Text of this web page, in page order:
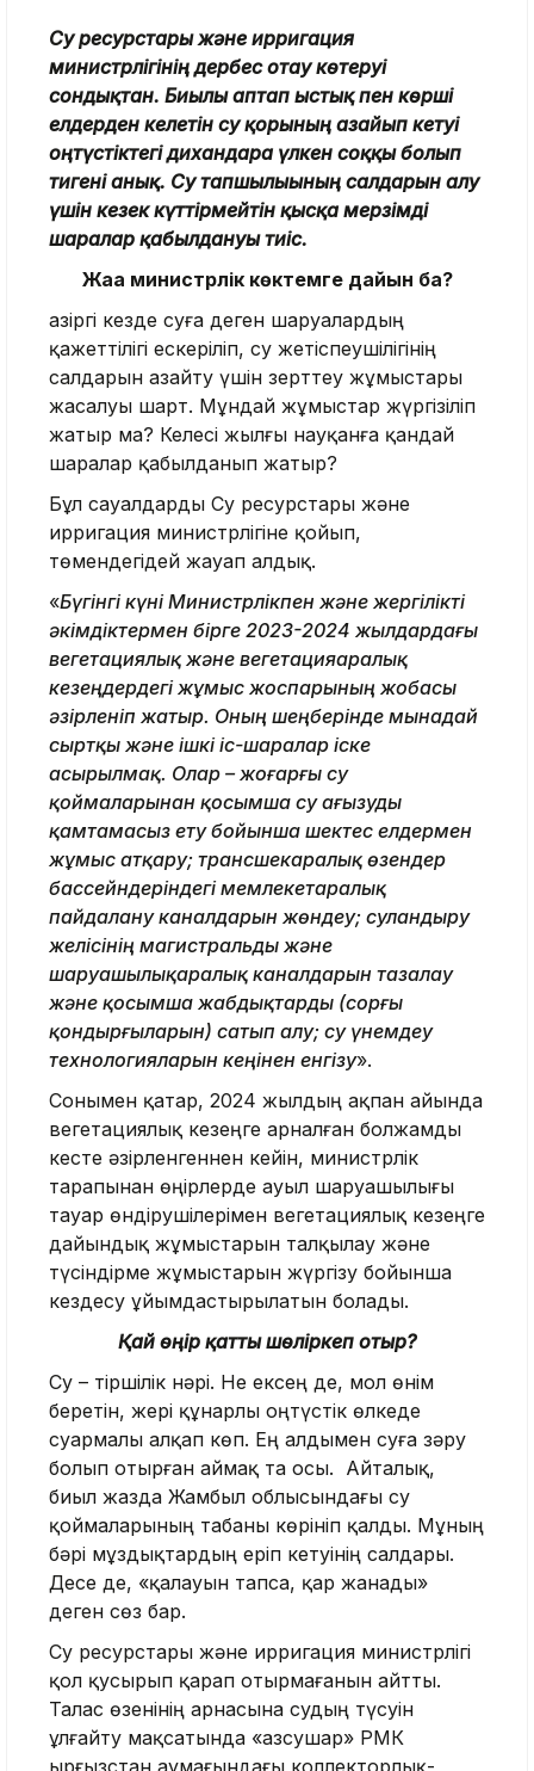
Су ресурстары және ирригация
министрлігінің дербес отау көтеруі
сондықтан. Биылғы аптап ыстық пен көрші
елдерден келетін су қорының азайып кетуі
оңтүстіктегі дихандарға үлкен соққы болып
тигені анық. Су тапшылығының салдарын алу
үшін кезек күттірмейтін қысқа мерзімді
шаралар қабылдануы тиіс.
Жаңа министрлік көктемге дайын ба?
Қазіргі кезде суға деген шаруалардың
қажеттілігі ескеріліп, су жетіспеушілігінің
салдарын азайту үшін зерттеу жұмыстары
жасалуы шарт. Мұндай жұмыстар жүргізіліп
жатыр ма? Келесі жылғы науқанға қандай
шаралар қабылданып жатыр?
Бұл сауалдарды Су ресурстары және
ирригация министрлігіне қойып,
төмендегідей жауап алдық.
«Бүгінгі күні Министрлікпен және жергілікті
әкімдіктермен бірге 2023-2024 жылдардағы
вегетациялық және вегетацияаралық
кезеңдердегі жұмыс жоспарының жобасы
әзірленіп жатыр. Оның шеңберінде мынадай
сыртқы және ішкі іс-шаралар іске
асырылмақ. Олар – жоғарғы су
қоймаларынан қосымша су ағызуды
қамтамасыз ету бойынша шектес елдермен
жұмыс атқару; трансшекаралық өзендер
бассейндеріндегі мемлекетаралық
пайдалану каналдарын жөндеу; суландыру
желісінің магистральды және
шаруашылықаралық каналдарын тазалау
және қосымша жабдықтарды (сорғы
қондырғыларын) сатып алу; су үнемдеу
технологияларын кеңінен енгізу».
Сонымен қатар, 2024 жылдың ақпан айында
вегетациялық кезеңге арналған болжамды
кесте әзірленгеннен кейін, министрлік
тарапынан өңірлерде ауыл шаруашылығы
тауар өндірушілерімен вегетациялық кезеңге
дайындық жұмыстарын талқылау және
түсіндірме жұмыстарын жүргізу бойынша
кездесу ұйымдастырылатын болады.
Қай өңір қатты шөліркеп отыр?
Cу – тіршілік нәрі. Не ексең де, мол өнім
беретін, жері құнарлы оңтүстік өлкеде
суармалы алқап көп. Ең алдымен суға зәру
болып отырған аймақ та осы. Айталық,
биыл жазда Жамбыл облысындағы су
қоймаларының табаны көрініп қалды. Мұның
бәрі мұздықтардың еріп кетуінің салдары.
Десе де, «қалауын тапса, қар жанады»
деген сөз бар.
Су ресурстары және ирригация министрлігі
қол қусырып қарап отырмағанын айтты.
Талас өзенінің арнасына судың түсуін
ұлғайту мақсатында «Қазсушар» РМК